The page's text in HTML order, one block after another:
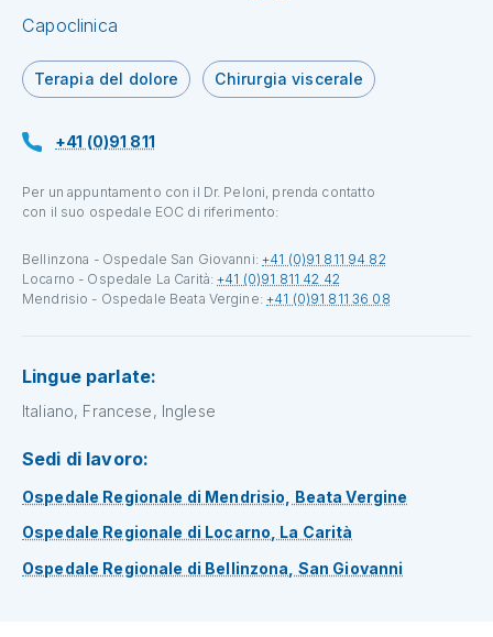
Capoclinica
Terapia del dolore Chirurgia viscerale
+41 (0)91 811
Per un appuntamento con il Dr. Peloni, prenda contatto
con il suo ospedale EOC di riferimento:
Bellinzona - Ospedale San Giovanni:+41 (0)91 811 94 82
Locarno - Ospedale La Carità:+41 (0)91 811 42 42
Mendrisio - Ospedale Beata Vergine:+41 (0)91 811 36 08
Lingue parlate:
Italiano, Francese, Inglese
Sedi di lavoro:
Ospedale Regionale di Mendrisio, Beata Vergine
Ospedale Regionale di Locarno, La Carità
Ospedale Regionale di Bellinzona, San Giovanni